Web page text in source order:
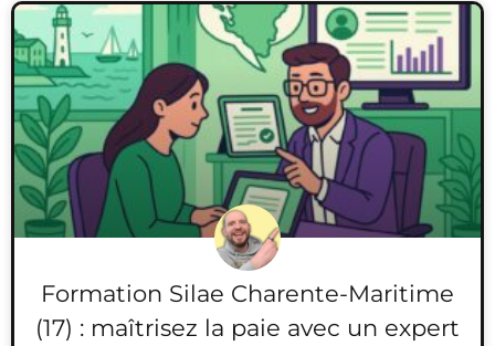
Formation Silae Charente-Maritime
(17) : maîtrisez la paie avec un expert